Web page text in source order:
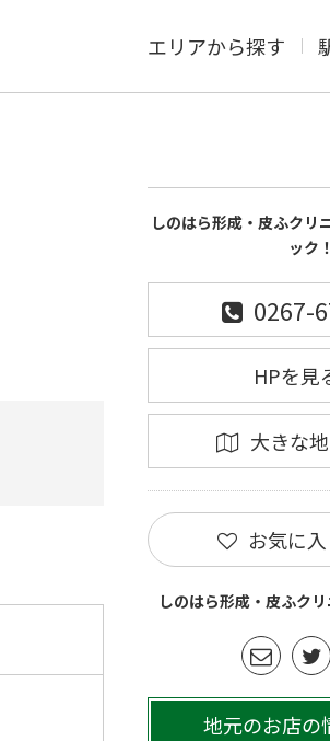
エリアから探す
しのはら形成・皮ふクリ
ック！
0267-
HPを見
大きな
お気に
しのはら形成・皮ふク
地元のお店の